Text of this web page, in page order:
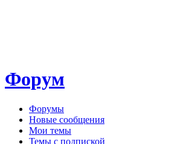
Форум
Форумы
Новые сообщения
Мои темы
Темы с подпиской